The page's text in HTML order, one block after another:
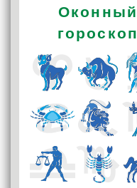
Оконный
гороскоп